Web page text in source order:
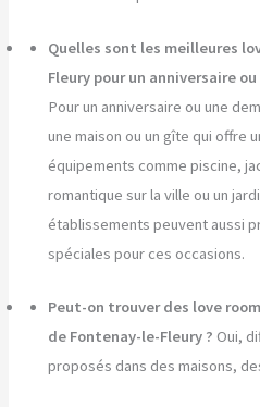
Quelles sont les meilleures
Fleury pour un anniversaire
Pour un anniversaire ou une
une maison ou un gîte qui offre
équipements comme piscine,
romantique sur la ville ou un
établissements peuvent aussi
spéciales pour ces occasions.
Peut-on trouver des love
de Fontenay-le-Fleury ? Oui,
proposés dans des maisons,